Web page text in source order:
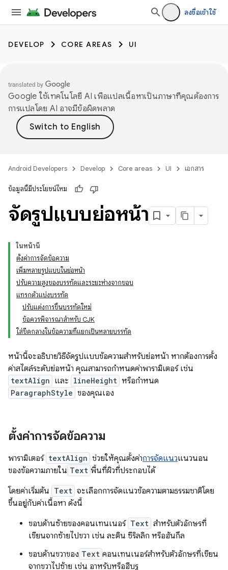
ลงชื่อเข้าใช้
DEVELOP CORE AREAS UI
Google ใช้เทคโนโลยี AI เพื่อแปลเนื้อหาเป็นภาษาที่คุณต้องการ
การแปลโดย AI อาจมีข้อผิดพลาด
Android Developers Develop Core areas UI เอกสาร
ข้อมูลนี้มีประโยชน์ไหม
จัดรูปแบบย่อหน้า
ในหน้านี้
ตั้งค่าการจัดข้อความ
เพิ่มหลายรูปแบบในย่อหน้า
ปรับความสูงของบรรทัดและระยะห่างจากขอบ
แทรกตัวแบ่งบรรทัด
ปรับแต่งการขึ้นบรรทัดใหม่
ข้อควรพิจารณาสำหรับ CJK
ใส่ขีดกลางในข้อความที่แยกเป็นหลายบรรทัด
หน้านี้จะอธิบายวิธีจัดรูปแบบข้อความสำหรับย่อหน้า หากต้องการตั้ง
ค่าสไตล์ระดับย่อหน้า คุณสามารถกำหนดค่าพารามิเตอร์ เช่น
textAlign และ lineHeight หรือกำหนด
ParagraphStyle ของคุณเอง
ตั้งค่าการจัดข้อความ
พารามิเตอร์ textAlign ช่วยให้คุณตั้งค่าการจัดแนวแนวนอน
ของข้อความภายใน Text พื้นที่ผิวที่ประกอบได้
โดยค่าเริ่มต้น Text จะเลือกการจัดแนวข้อความตามธรรมชาติโดย
ขึ้นอยู่กับค่าเนื้อหา ดังนี้
ขอบด้านซ้ายของคอนเทนเนอร์ Text สำหรับตัวอักษรที่
เขียนจากซ้ายไปขวา เช่น ละติน ซีริลลิก หรือฮันกึล
ขอบด้านขวาของ Text คอนเทนเนอร์สำหรับตัวอักษรที่เขียน
จากขวาไปซ้าย เช่น อาหรับหรือฮีบรู